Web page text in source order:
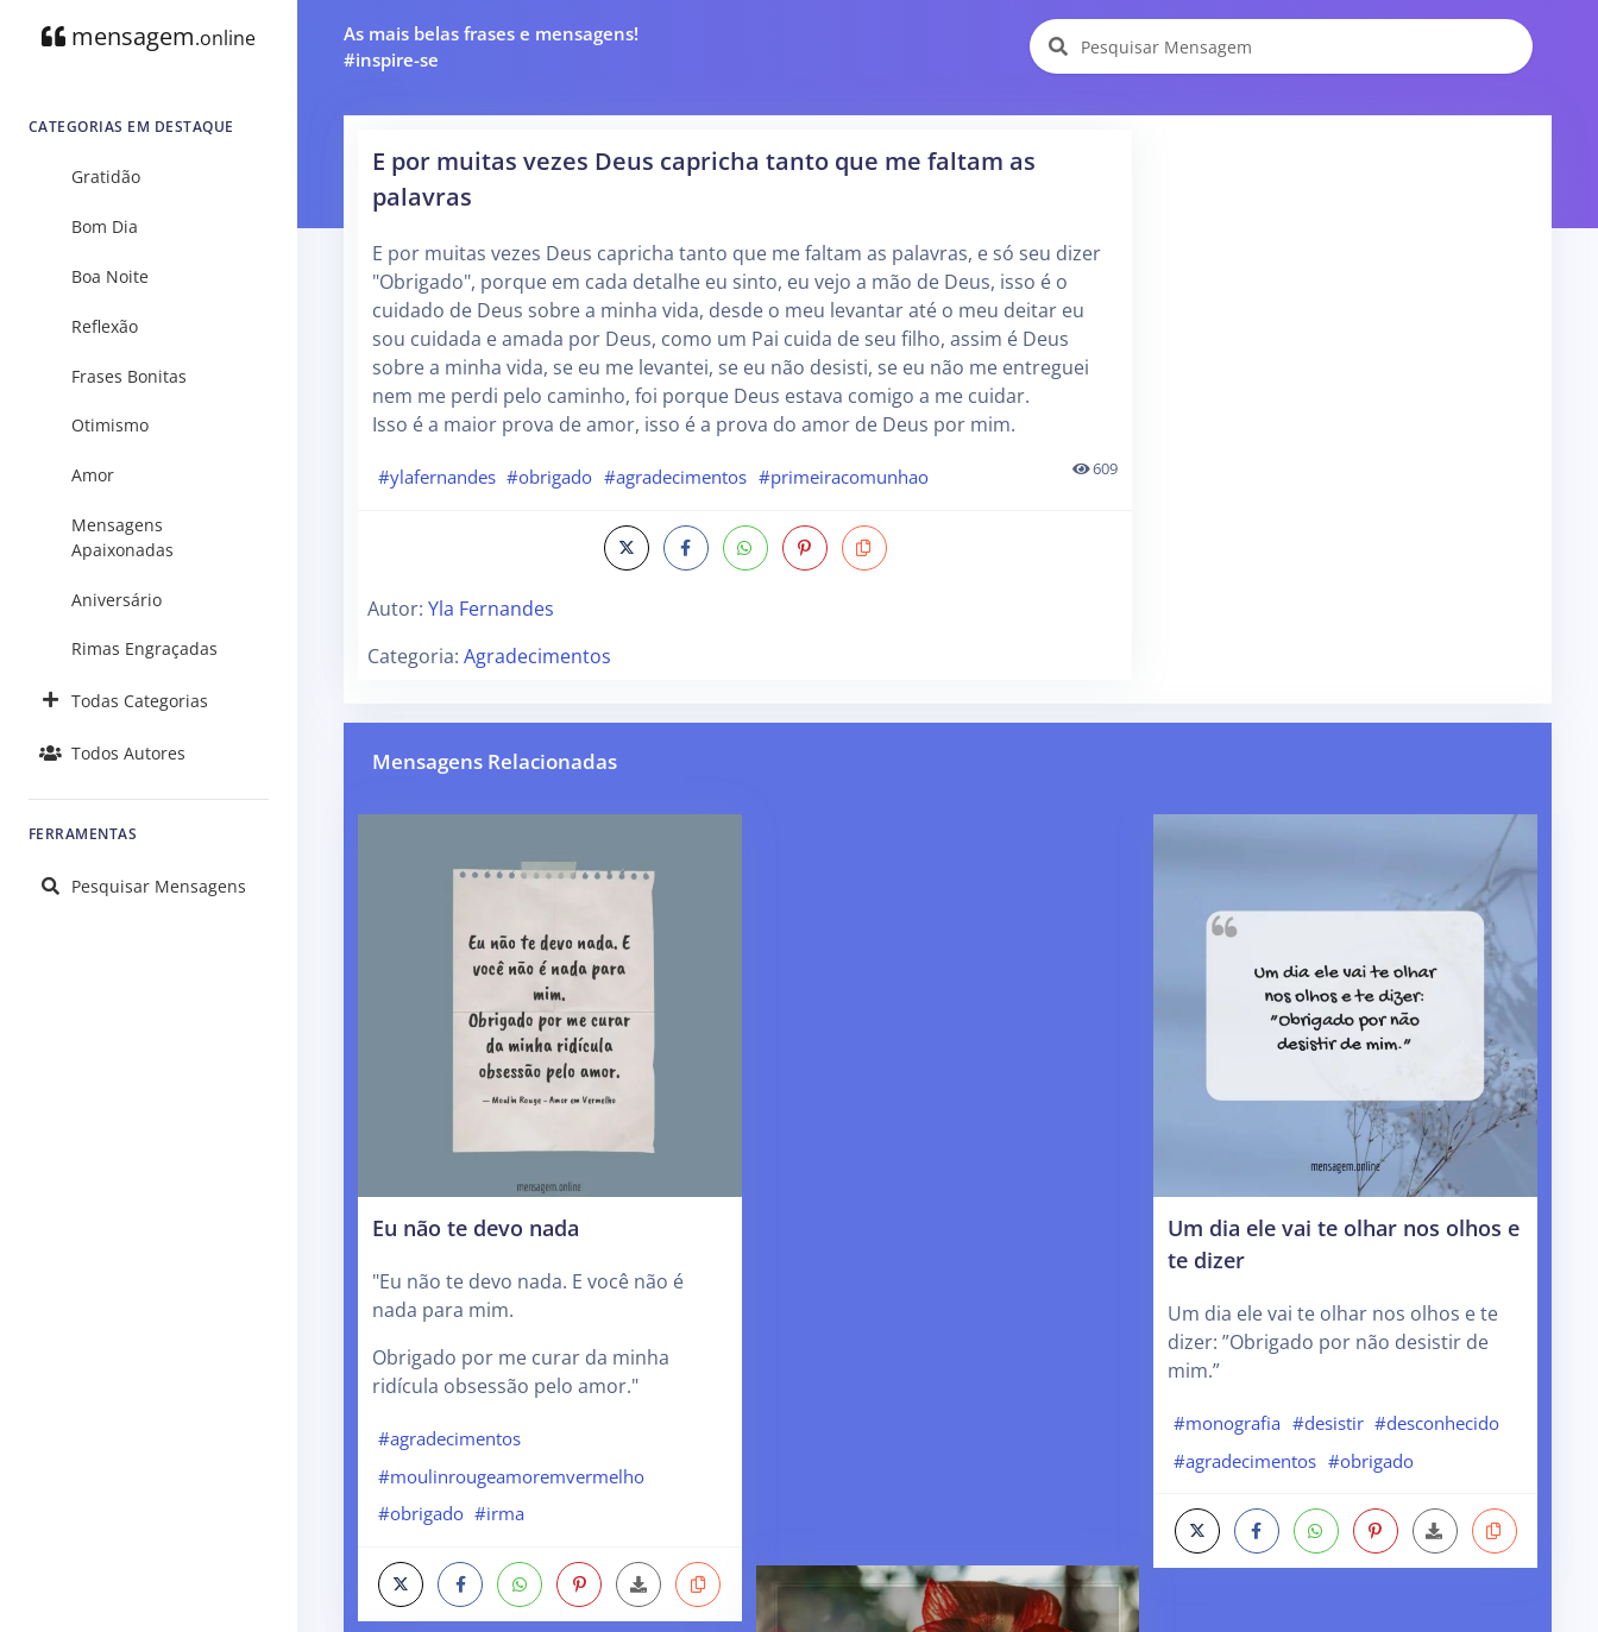
mensagem.online
CATEGORIAS EM DESTAQUE
Gratidão
Bom Dia
Boa Noite
Reflexão
Frases Bonitas
Otimismo
Amor
Mensagens
Apaixonadas
Aniversário
Rimas Engraçadas
Todas Categorias
Todos Autores
FERRAMENTAS
Pesquisar Mensagens
As mais belas frases e mensagens!
#inspire-se
E por muitas vezes Deus capricha tanto que me faltam as
palavras
E por muitas vezes Deus capricha tanto que me faltam as palavras, e só seu dizer
"Obrigado", porque em cada detalhe eu sinto, eu vejo a mão de Deus, isso é o
cuidado de Deus sobre a minha vida, desde o meu levantar até o meu deitar eu
sou cuidada e amada por Deus, como um Pai cuida de seu filho, assim é Deus
sobre a minha vida, se eu me levantei, se eu não desisti, se eu não me entreguei
nem me perdi pelo caminho, foi porque Deus estava comigo a me cuidar.
Isso é a maior prova de amor, isso é a prova do amor de Deus por mim.
#ylafernandes #obrigado #agradecimentos #primeiracomunhao 609
Autor: Yla Fernandes
Categoria: Agradecimentos
Mensagens Relacionadas
Eu não te devo nada
"Eu não te devo nada. E você não é
nada para mim.
Obrigado por me curar da minha
ridícula obsessão pelo amor."
#agradecimentos
#moulinrougeamoremvermelho
#obrigado #irma
Um dia ele vai te olhar nos olhos e
te dizer
Um dia ele vai te olhar nos olhos e te
dizer: ”Obrigado por não desistir de
mim.”
#monografia #desistir #desconhecido
#agradecimentos #obrigado